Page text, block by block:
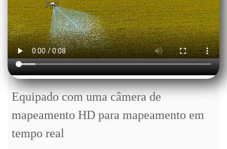
Equipado com uma câmera de
mapeamento HD para mapeamento em
tempo real